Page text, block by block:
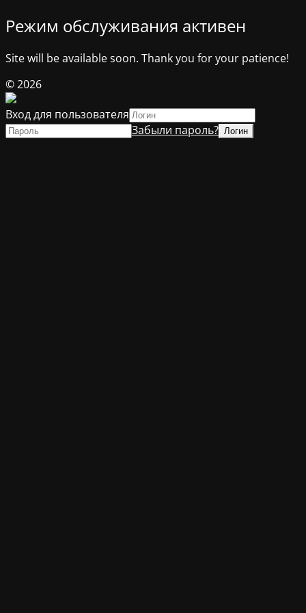
Режим обслуживания активен
Site will be available soon. Thank you for your patience!
© 2026
Вход для пользователя
Забыли пароль?